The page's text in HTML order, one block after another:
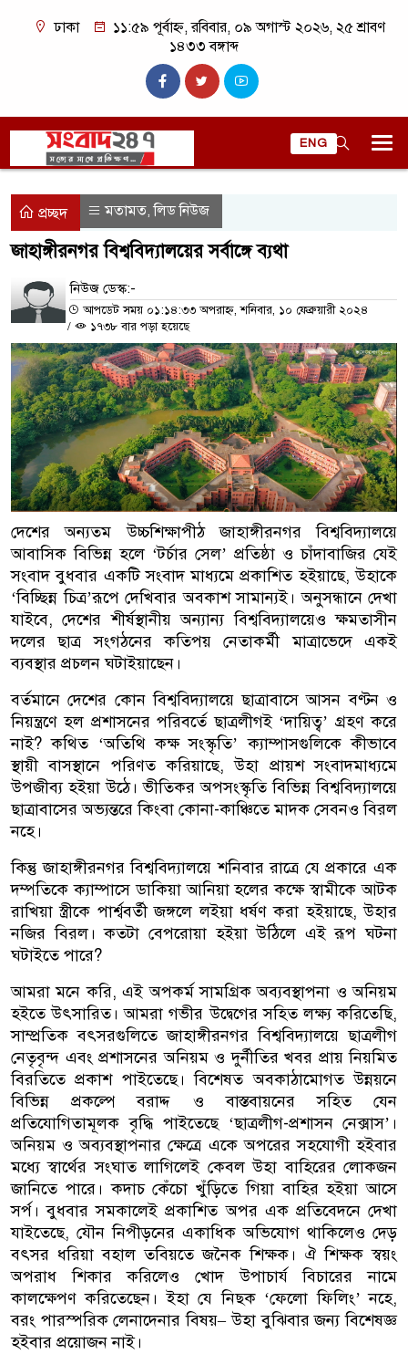
ঢাকা
১১:৫৯ পূর্বাহ্ন, রবিবার, ০৯ অগাস্ট ২০২৬, ২৫ শ্রাবণ
১৪৩৩ বঙ্গাব্দ
ENG
প্রচ্ছদ মতামত,লিড নিউজ
জাহাঙ্গীরনগর বিশ্ববিদ্যালয়ের সর্বাঙ্গে ব্যথা
নিউজ ডেস্ক:-
আপডেট সময় ০১:১৪:৩৩ অপরাহ্ন, শনিবার, ১০ ফেব্রুয়ারী ২০২৪
/
১৭৩৮ বার পড়া হয়েছে
দেশের অন্যতম উচ্চশিক্ষাপীঠ জাহাঙ্গীরনগর বিশ্ববিদ্যালয়ে
আবাসিক বিভিন্ন হলে ‘টর্চার সেল’ প্রতিষ্ঠা ও চাঁদাবাজির যেই
সংবাদ বুধবার একটি সংবাদ মাধ্যমে প্রকাশিত হইয়াছে, উহাকে
‘বিচ্ছিন্ন চিত্র’রূপে দেখিবার অবকাশ সামান্যই। অনুসন্ধানে দেখা
যাইবে, দেশের শীর্ষস্থানীয় অন্যান্য বিশ্ববিদ্যালয়েও ক্ষমতাসীন
দলের ছাত্র সংগঠনের কতিপয় নেতাকর্মী মাত্রাভেদে একই
ব্যবস্থার প্রচলন ঘটাইয়াছেন।
বর্তমানে দেশের কোন বিশ্ববিদ্যালয়ে ছাত্রাবাসে আসন বণ্টন ও
নিয়ন্ত্রণে হল প্রশাসনের পরিবর্তে ছাত্রলীগই ‘দায়িত্ব’ গ্রহণ করে
নাই? কথিত ‘অতিথি কক্ষ সংস্কৃতি’ ক্যাম্পাসগুলিকে কীভাবে
স্থায়ী বাসস্থানে পরিণত করিয়াছে, উহা প্রায়শ সংবাদমাধ্যমে
উপজীব্য হইয়া উঠে। ভীতিকর অপসংস্কৃতি বিভিন্ন বিশ্ববিদ্যালয়ে
ছাত্রাবাসের অভ্যন্তরে কিংবা কোনা-কাঞ্চিতে মাদক সেবনও বিরল
নহে।
কিন্তু জাহাঙ্গীরনগর বিশ্ববিদ্যালয়ে শনিবার রাত্রে যে প্রকারে এক
দম্পতিকে ক্যাম্পাসে ডাকিয়া আনিয়া হলের কক্ষে স্বামীকে আটক
রাখিয়া স্ত্রীকে পার্শ্ববর্তী জঙ্গলে লইয়া ধর্ষণ করা হইয়াছে, উহার
নজির বিরল। কতটা বেপরোয়া হইয়া উঠিলে এই রূপ ঘটনা
ঘটাইতে পারে?
আমরা মনে করি, এই অপকর্ম সামগ্রিক অব্যবস্থাপনা ও অনিয়ম
হইতে উৎসারিত। আমরা গভীর উদ্বেগের সহিত লক্ষ্য করিতেছি,
সাম্প্রতিক বৎসরগুলিতে জাহাঙ্গীরনগর বিশ্ববিদ্যালয়ে ছাত্রলীগ
নেতৃবৃন্দ এবং প্রশাসনের অনিয়ম ও দুর্নীতির খবর প্রায় নিয়মিত
বিরতিতে প্রকাশ পাইতেছে। বিশেষত অবকাঠামোগত উন্নয়নে
বিভিন্ন প্রকল্পে বরাদ্দ ও বাস্তবায়নের সহিত যেন
প্রতিযোগিতামূলক বৃদ্ধি পাইতেছে ‘ছাত্রলীগ-প্রশাসন নেক্সাস’।
অনিয়ম ও অব্যবস্থাপনার ক্ষেত্রে একে অপরের সহযোগী হইবার
মধ্যে স্বার্থের সংঘাত লাগিলেই কেবল উহা বাহিরের লোকজন
জানিতে পারে। কদাচ কেঁচো খুঁড়িতে গিয়া বাহির হইয়া আসে
সর্প। বুধবার সমকালেই প্রকাশিত অপর এক প্রতিবেদনে দেখা
যাইতেছে, যৌন নিপীড়নের একাধিক অভিযোগ থাকিলেও দেড়
বৎসর ধরিয়া বহাল তবিয়তে জনৈক শিক্ষক। ঐ শিক্ষক স্বয়ং
অপরাধ শিকার করিলেও খোদ উপাচার্য বিচারের নামে
কালক্ষেপণ করিতেছেন। ইহা যে নিছক ‘ফেলো ফিলিং’ নহে,
বরং পারস্পরিক লেনাদেনার বিষয়– উহা বুঝিবার জন্য বিশেষজ্ঞ
হইবার প্রয়োজন নাই।